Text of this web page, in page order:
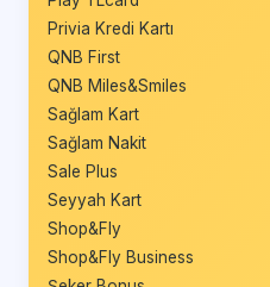
Privia Kredi Kartı
QNB First
QNB Miles&Smiles
Sağlam Kart
Sağlam Nakit
Sale Plus
Seyyah Kart
Shop&Fly
Shop&Fly Business